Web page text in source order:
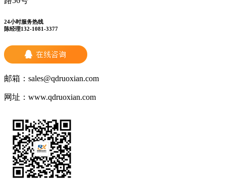
24小时服务热线
陈经理132-1081-3377
邮箱： sales@qdruoxian.com
网址： www.qdruoxian.com